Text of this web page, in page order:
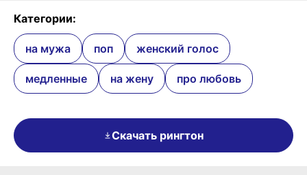
Категории:
на мужа поп женский голос
медленные на жену про любовь
Скачать рингтон